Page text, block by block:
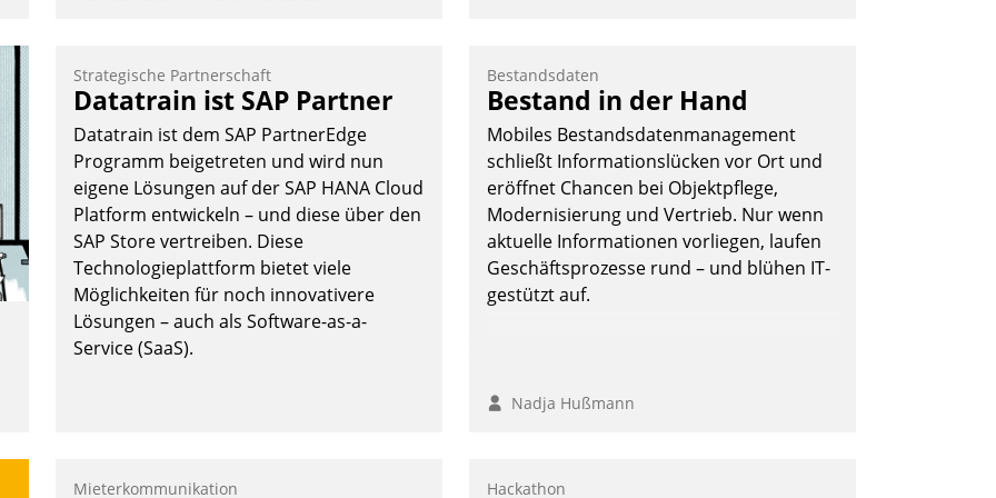
Kapitalanlage für künftige Aufgaben und
Herausforderungen gerüstet.
Nadja Hußmann
Softwareentwicklungshaus Datatrain.
Andreas Lerchner
Strategische Partnerschaft
Datatrain ist SAP Partner
Datatrain ist dem SAP PartnerEdge
Programm beigetreten und wird nun
eigene Lösungen auf der SAP HANA Cloud
Platform entwickeln – und diese über den
SAP Store vertreiben. Diese
Technologieplattform bietet viele
Möglichkeiten für noch innovativere
Lösungen – auch als Software-as-a-
Service (SaaS).
Bestandsdaten
Bestand in der Hand
Mobiles Bestandsdatenmanagement
schließt Informationslücken vor Ort und
eröffnet Chancen bei Objektpflege,
Modernisierung und Vertrieb. Nur wenn
aktuelle Informationen vorliegen, laufen
Geschäftsprozesse rund – und blühen IT-
gestützt auf.
Nadja Hußmann
Mieterkommunikation Hackathon